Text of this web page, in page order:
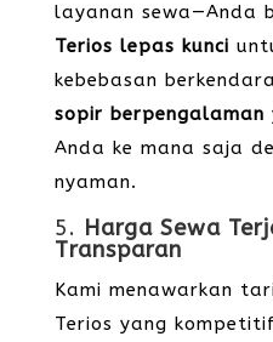
layanan sewa—Anda
Terios lepas kunci
kebebasan
sopir berpengalaman
Anda ke mana saja
nyaman.
5. Harga Sewa
Transparan
Kami menawarkan
Terios yang